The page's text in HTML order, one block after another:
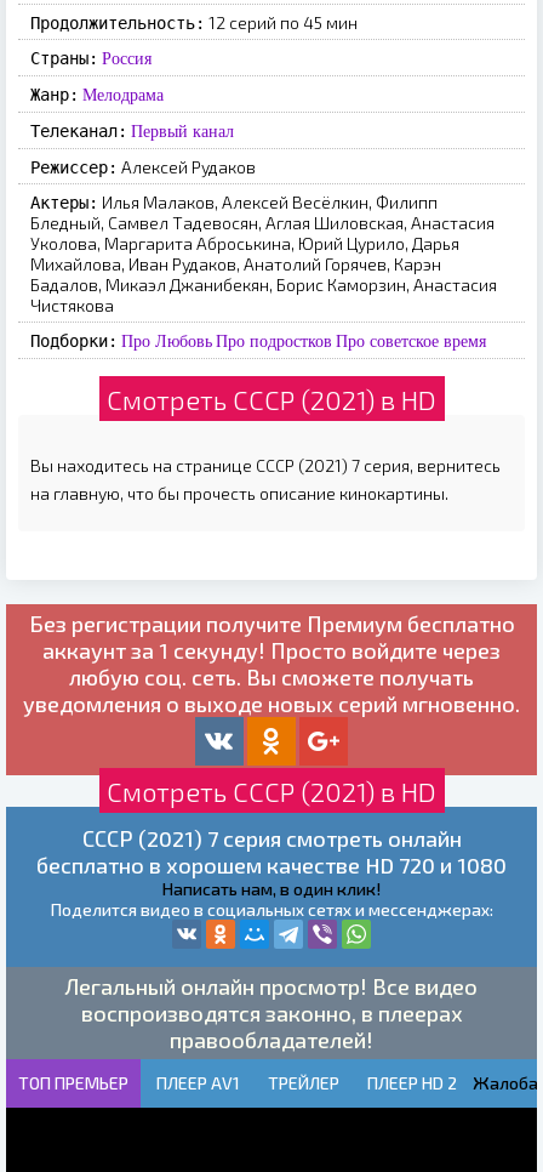
Продолжительность: 12 серий по 45 мин
Страны: Россия
Жанр: Мелодрама
Телеканал: Первый канал
Режиссер: Алексей Рудаков
Актеры: Илья Малаков, Алексей Весёлкин, Филипп
Бледный, Самвел Тадевосян, Аглая Шиловская, Анастасия
Уколова, Маргарита Аброськина, Юрий Цурило, Дарья
Михайлова, Иван Рудаков, Анатолий Горячев, Карэн
Бадалов, Микаэл Джанибекян, Борис Каморзин, Анастасия
Чистякова
Подборки: Про Любовь Про подростков Про советское время
Смотреть СССР (2021) в HD
Вы находитесь на странице СССР (2021) 7 серия, вернитесь
на главную, что бы прочесть описание кинокартины.
Без регистрации получите Премиум бесплатно
аккаунт за 1 секунду! Просто войдите через
любую соц. сеть. Вы сможете получать
уведомления о выходе новых серий мгновенно.
Смотреть СССР (2021) в HD
СССР (2021) 7 серия смотреть онлайн
бесплатно в хорошем качестве HD 720 и 1080
Написать нам, в один клик!
Поделится видео в социальных сетях и мессенджерах:
Легальный онлайн просмотр! Все видео
воспроизводятся законно, в плеерах
правообладателей!
ТОП ПРЕМЬЕР ПЛЕЕР AV1 ТРЕЙЛЕР ПЛЕЕР HD 2 Жалоба!